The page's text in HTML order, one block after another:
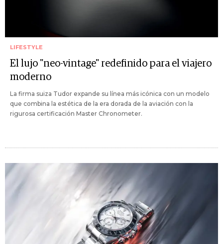
LIFESTYLE
El lujo "neo-vintage" redefinido para el viajero
moderno
La firma suiza Tudor expande su línea más icónica con un modelo
que combina la estética de la era dorada de la aviación con la
rigurosa certificación Master Chronometer.